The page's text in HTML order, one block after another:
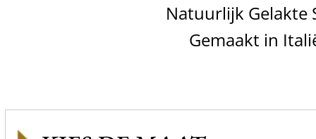
Natuurlijk Gelakte
Gemaakt in